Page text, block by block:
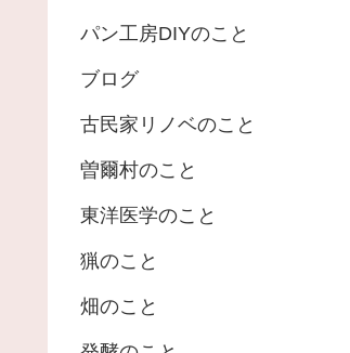
パン工房DIYのこと
ブログ
古民家リノベのこと
曽爾村のこと
東洋医学のこと
猟のこと
畑のこと